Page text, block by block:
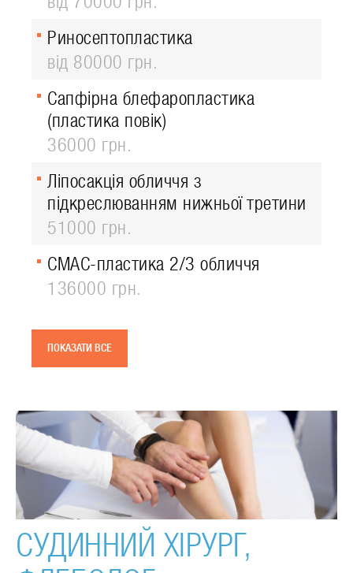
Риносептопластика
від 80000 грн.
Сапфірна блефаропластика
(пластика повік)
36000 грн.
Ліпосакція обличчя з
підкреслюванням нижньої третини
51000 грн.
СМАС-пластика 2/3 обличчя
136000 грн.
ПОКАЗАТИ ВСЕ
СУДИННИЙ ХІРУРГ,